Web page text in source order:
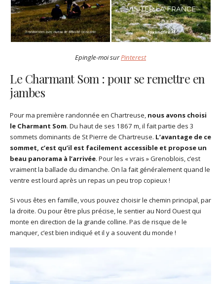
Epingle-moi surPinterest
Le Charmant Som : pour se remettre en
jambes
Pour ma première randonnée en Chartreuse, nous avons choisi
le Charmant Som. Du haut de ses 1867 m, il fait partie des 3
sommets dominants de St Pierre de Chartreuse. L’avantage de ce
sommet, c’est qu’il est facilement accessible et propose un
beau panorama à l’arrivée. Pour les « vrais » Grenoblois, c’est
vraiment la ballade du dimanche. On la fait généralement quand le
ventre est lourd après un repas un peu trop copieux !
Si vous êtes en famille, vous pouvez choisir le chemin principal, par
la droite. Ou pour être plus précise, le sentier au Nord Ouest qui
monte en direction de la grande colline. Pas de risque de le
manquer, c’est bien indiqué et il y a souvent du monde !